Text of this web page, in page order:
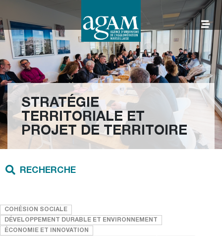
contenu
AGAM
STRATÉGIE
TERRITORIALE ET
PROJET DE TERRITOIRE
RECHERCHE
COHÉSION SOCIALE
DÉVELOPPEMENT DURABLE ET ENVIRONNEMENT
ÉCONOMIE ET INNOVATION